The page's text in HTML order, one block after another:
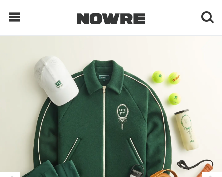
每日鲜榨
现客视点
每日栏目
时 尚
球 鞋